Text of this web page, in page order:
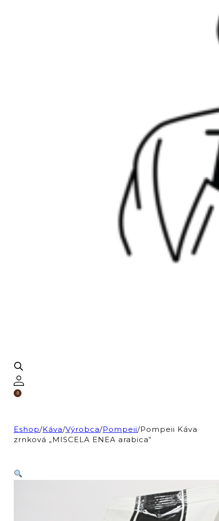
0
Eshop/Káva/Výrobca/Pompeii/Pompeii Káva
zrnková „MISCELA ENEA arabica“